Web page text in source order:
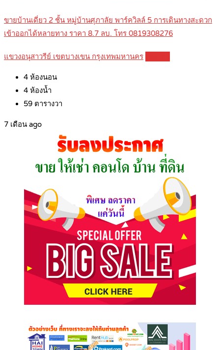
ขายบ้านเดี่ยว 2 ชั้น หมู่บ้านศุภาลัย พาร์ควิลล์ 5 การเดินทางสะดวก
เข้าออกได้หลายทาง ราคา 8.7 ลบ. โทร 0819308276
แขวงอนุสาวรีย์ เขตบางเขน กรุงเทพมหานคร
4 ห้องนอน
4 ห้องน้ำ
59 ตารางวา
7 เดือน ago